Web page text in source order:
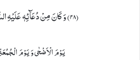
(۴۸) وَ كَانَ مِنْ دُعَآئِهٖ عَلَیْهِ السَّلَامُ
یَوْمَ الْاَضْحٰى وَ یَوْمَ